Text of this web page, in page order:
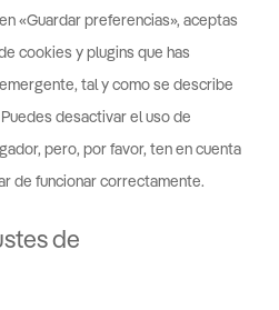
«Guardar preferencias», aceptas
cookies y plugins que has
tal y como se describe
desactivar el uso de
pero, por favor, ten en cuenta
de funcionar correctamente.
de